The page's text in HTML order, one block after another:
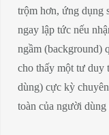
trộm hơn, ứng dụng
ngay lập tức nếu
ngầm (background)
cho thấy một tư duy
dùng) cực kỳ
toàn của người